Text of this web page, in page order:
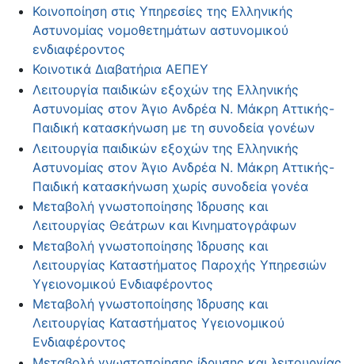
Κοινοποίηση στις Υπηρεσίες της Ελληνικής
Αστυνομίας νομοθετημάτων αστυνομικού
ενδιαφέροντος
Κοινοτικά Διαβατήρια ΑΕΠΕΥ
Λειτουργία παιδικών εξοχών της Ελληνικής
Αστυνομίας στον Άγιο Ανδρέα Ν. Μάκρη Αττικής-
Παιδική κατασκήνωση με τη συνοδεία γονέων
Λειτουργία παιδικών εξοχών της Ελληνικής
Αστυνομίας στον Άγιο Ανδρέα Ν. Μάκρη Αττικής-
Παιδική κατασκήνωση χωρίς συνοδεία γονέα
Μεταβολή γνωστοποίησης Ίδρυσης και
Λειτουργίας Θεάτρων και Κινηματογράφων
Μεταβολή γνωστοποίησης Ίδρυσης και
Λειτουργίας Καταστήματος Παροχής Υπηρεσιών
Υγειονομικού Ενδιαφέροντος
Μεταβολή γνωστοποίησης Ίδρυσης και
Λειτουργίας Καταστήματος Υγειονομικού
Ενδιαφέροντος